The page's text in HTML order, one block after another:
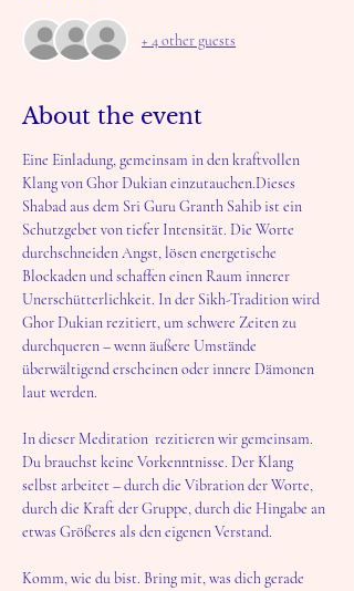
+ 4 other guests
About the event
Eine Einladung, gemeinsam in den kraftvollen
Klang von Ghor Dukian einzutauchen.Dieses
Shabad aus dem Sri Guru Granth Sahib ist ein
Schutzgebet von tiefer Intensität. Die Worte
durchschneiden Angst, lösen energetische
Blockaden und schaffen einen Raum innerer
Unerschütterlichkeit. In der Sikh-Tradition wird
Ghor Dukian rezitiert, um schwere Zeiten zu
durchqueren – wenn äußere Umstände
überwältigend erscheinen oder innere Dämonen
laut werden.
In dieser Meditation  rezitieren wir gemeinsam.
Du brauchst keine Vorkenntnisse. Der Klang
selbst arbeitet – durch die Vibration der Worte,
durch die Kraft der Gruppe, durch die Hingabe an
etwas Größeres als den eigenen Verstand.
Komm, wie du bist. Bring mit, was dich gerade